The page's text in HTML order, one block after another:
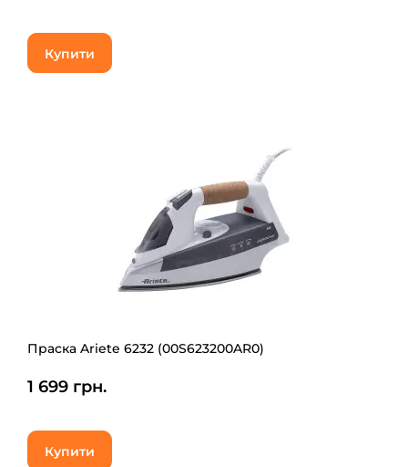
Купити
Праска Ariete 6232 (00S623200AR0)
1 699 грн.
Купити